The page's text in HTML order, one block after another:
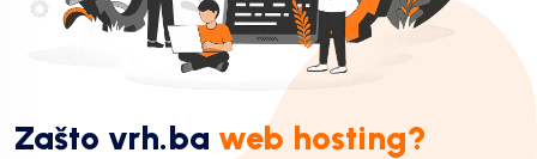
Zašto vrh.ba web hosting?